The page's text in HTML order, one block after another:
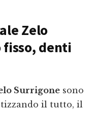
Zelo
denti
Surrigone sono
il tutto, il